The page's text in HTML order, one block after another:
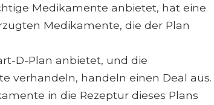
Medikamente anbietet, hat eine
Medikamente, die der Plan
D-Plan anbietet, und die
verhandeln, handeln einen Deal aus.
in die Rezeptur dieses Plans